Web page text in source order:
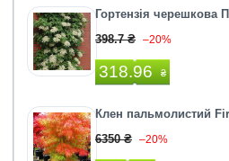
Гортензія черешкова
398.7 ₴ –20%
318.96 ₴
Клен пальмолистий
6350 ₴ –20%